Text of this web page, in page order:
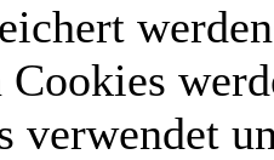
Cookies
verwendet